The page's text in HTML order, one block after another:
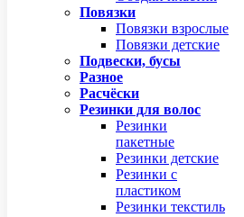
Повязки
Повязки взрослые
Повязки детские
Подвески, бусы
Разное
Расчёски
Резинки для волос
Резинки
пакетные
Резинки детские
Резинки с
пластиком
Резинки текстиль